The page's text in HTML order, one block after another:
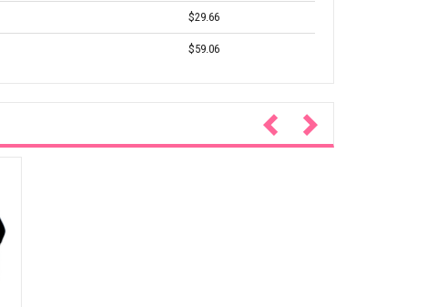
$29.66
$59.06